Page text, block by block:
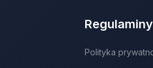
Regulaminy
Polityka